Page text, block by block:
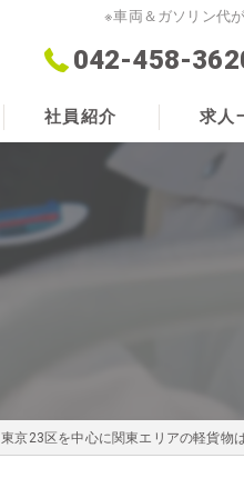
※車両＆ガソリン代
042-458-
社員紹介 求人
東京23区を中心に関東エリアの軽貨物